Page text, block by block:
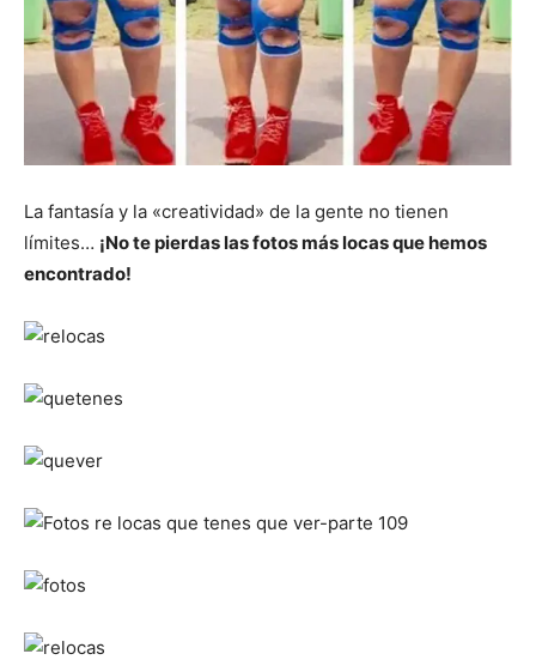
La fantasía y la «creatividad» de la gente no tienen
límites… ¡No te pierdas las fotos más locas que hemos
encontrado!